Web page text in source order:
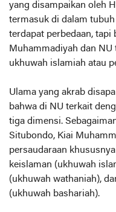
yang disampaikan oleh
termasuk di dalam
terdapat perbedaan, tapi
Muhammadiyah dan
ukhuwah islamiah atau
Ulama yang akrab
bahwa di NU terkait
tiga dimensi.
Situbondo, Kiai
persaudaraan
keislaman (ukhuwah
(ukhuwah wathaniah),
(ukhuwah bashariah).